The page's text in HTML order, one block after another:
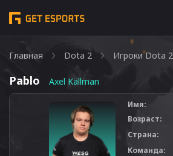
Главная Dota 2 Игроки Dota 2
Pablo Axel Källman
Имя:
Возраст:
Страна:
Команда: